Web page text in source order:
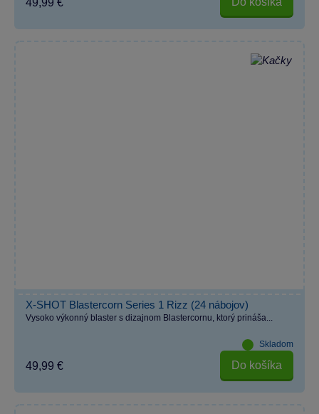
X-SHOT Blastercorn Series 1 Rizz (24 nábojov)
Vysoko výkonný blaster s dizajnom Blastercornu, ktorý prináša...
Skladom
49,99 € Do košíka